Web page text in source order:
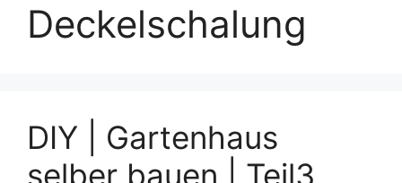
Deckelschalung
DIY | Gartenhaus
selber bauen | Teil3